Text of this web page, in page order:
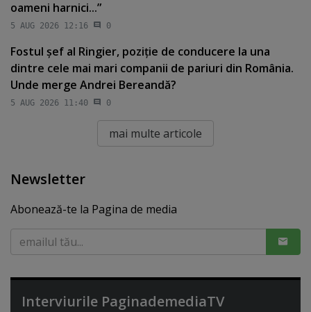
oameni harnici...”
5 AUG 2026 12:16 0
Fostul şef al Ringier, poziţie de conducere la una
dintre cele mai mari companii de pariuri din România.
Unde merge Andrei Bereandă?
5 AUG 2026 11:40 0
mai multe articole
Newsletter
Abonează-te la Pagina de media
Interviurile PaginademediaTV